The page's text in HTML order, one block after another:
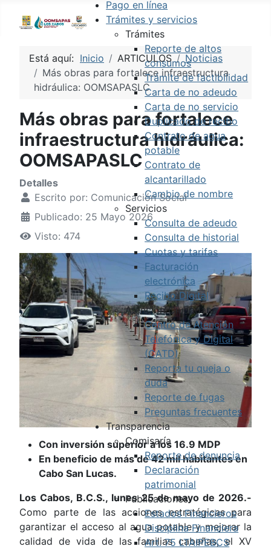
Pago en línea
Trámites y servicios
Trámites
Reporte de altos
consumos
Trámite de factibilidad
Carta de no adeudo
Carta de no servicio
Duplicado de recibo
Contrato de agua
potable
Contrato de
alcantarillado
Cambio de nombre
Servicios
Consulta de adeudo
Consulta de historial
Cuotas y tarifas
Facturación
electrónica
Recibo Digital
Atención Ciudadana
Centro de Atención
Telefónica y Digital
(CATD)
Reporta tu queja o
duda
Reporte de fugas
Preguntas frecuentes
Transparencia
Comisaría
Reporte de denuncia
Declaración
patrimonial
Publicaciones
Estados Financieros
Disciplina Financiera
Art. 75 LTAIPEBCS
Está aquí: Inicio ARTICULOS
Noticias
Más obras para fortalece infraestructura
hidráulica: OOMSAPASLC
Más obras para fortalece
infraestructura hidráulica:
OOMSAPASLC
Detalles
Escrito por: Comunicación Social
Publicado: 25 Mayo 2026
Visto: 474
Con inversión superior a los 16.9 MDP
En beneficio de más de 42 mil habitantes en
Cabo San Lucas.
Los Cabos, B.C.S., lunes 25 de mayo de 2026.-
Como parte de las acciones estratégicas para
garantizar el acceso al agua potable y mejorar la
calidad de vida de las familias cabeñas, el XV